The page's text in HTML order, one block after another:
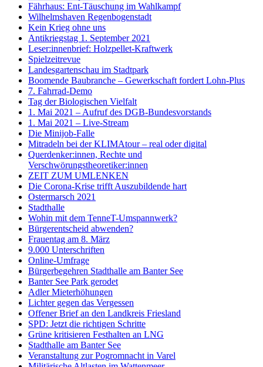
Fährhaus: Ent-Täuschung im Wahlkampf
Wilhelmshaven Regenbogenstadt
Kein Krieg ohne uns
Antikriegstag 1. September 2021
Leser:innenbrief: Holzpellet-Kraftwerk
Spielzeitrevue
Landesgartenschau im Stadtpark
Boomende Baubranche – Gewerkschaft fordert Lohn-Plus
7. Fahrrad-Demo
Tag der Biologischen Vielfalt
1. Mai 2021 – Aufruf des DGB-Bundesvorstands
1. Mai 2021 – Live-Stream
Die Minijob-Falle
Mitradeln bei der KLIMAtour – real oder digital
Querdenker:innen, Rechte und
Verschwörungstheoretiker:innen
ZEIT ZUM UMLENKEN
Die Corona-Krise trifft Auszubildende hart
Ostermarsch 2021
Stadthalle
Wohin mit dem TenneT-Umspannwerk?
Bürgerentscheid abwenden?
Frauentag am 8. März
9.000 Unterschriften
Online-Umfrage
Bürgerbegehren Stadthalle am Banter See
Banter See Park gerodet
Adler Mieterhöhungen
Lichter gegen das Vergessen
Offener Brief an den Landkreis Friesland
SPD: Jetzt die richtigen Schritte
Grüne kritisieren Festhalten an LNG
Stadthalle am Banter See
Veranstaltung zur Pogromnacht in Varel